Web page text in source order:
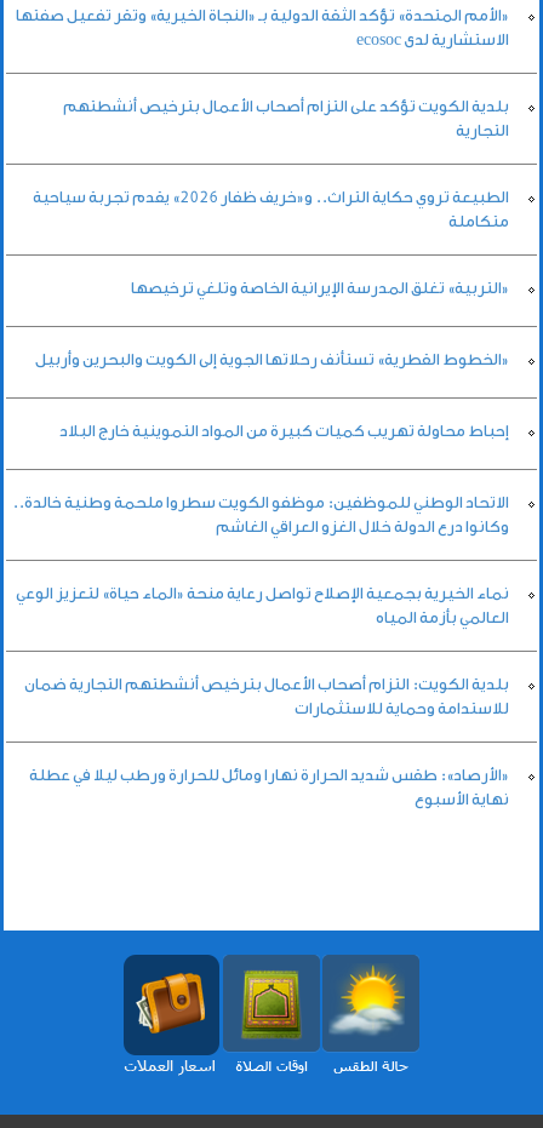
«الأمم المتحدة» تؤكد الثقة الدولية بـ «النجاة الخيرية» وتقر تفعيل صفتها
الاستشارية لدى ecosoc
بلدية الكويت تؤكد على التزام أصحاب الأعمال بترخيص أنشطتهم
التجارية
الطبيعة تروي حكاية التراث.. و«خريف ظفار 2026» يقدم تجربة سياحية
متكاملة
«التربية» تغلق المدرسة الإيرانية الخاصة وتلغي ترخيصها
«الخطوط القطرية» تستأنف رحلاتها الجوية إلى الكويت والبحرين وأربيل
إحباط محاولة تهريب كميات كبيرة من المواد التموينية خارج البلاد
الاتحاد الوطني للموظفين: موظفو الكويت سطروا ملحمة وطنية خالدة..
وكانوا درع الدولة خلال الغزو العراقي الغاشم
نماء الخيرية بجمعية الإصلاح تواصل رعاية منحة «الماء حياة» لتعزيز الوعي
العالمي بأزمة المياه
بلدية الكويت: التزام أصحاب الأعمال بترخيص أنشطتهم التجارية ضمان
للاستدامة وحماية للاستثمارات
«الأرصاد»: طقس شديد الحرارة نهارا ومائل للحرارة ورطب ليلا في عطلة
نهاية الأسبوع